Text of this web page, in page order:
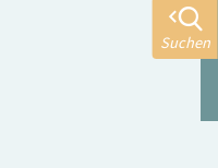
Suchen